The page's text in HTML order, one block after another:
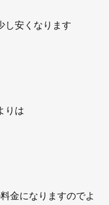
し安くなります
りは
金になりますのでよ